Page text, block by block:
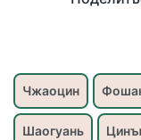
Чжаоцин
Шаогуань